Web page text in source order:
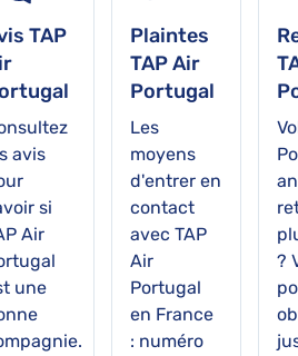
TAP
avis
si
Air
une
Plaintes
TAP Air
Portugal
Les
moyens
d'entrer en
contact
avec TAP
Air
Portugal
en France
: numéro
?